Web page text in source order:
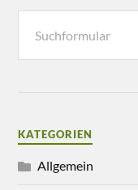
KATEGORIEN
Allgemein